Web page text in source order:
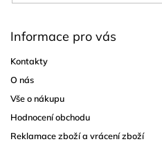
Informace pro vás
Kontakty
O nás
Vše o nákupu
Hodnocení obchodu
Reklamace zboží a vrácení zboží